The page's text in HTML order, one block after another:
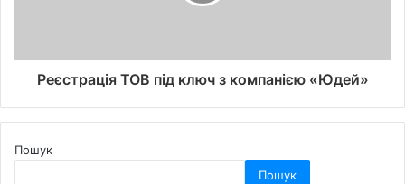
Реєстрація ТОВ під ключ з компанією «Юдей»
Пошук
Пошук